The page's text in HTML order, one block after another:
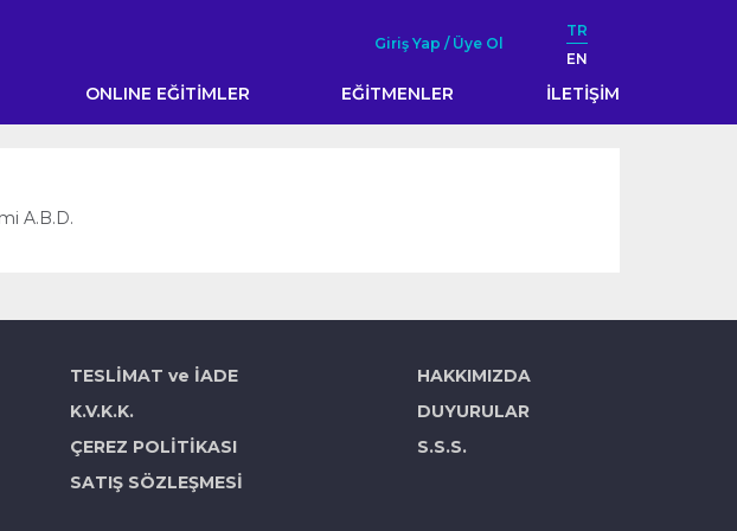
Giriş Yap / Üye Ol
TR
EN
ONLINE EĞİTİMLER EĞİTMENLER İLETİŞİM
A.B.D.
TESLİMAT ve İADE
K.V.K.K.
ÇEREZ POLİTİKASI
SATIŞ SÖZLEŞMESİ
HAKKIMIZDA
DUYURULAR
S.S.S.